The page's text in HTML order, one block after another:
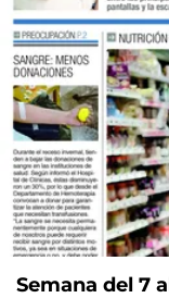
Semana del 7